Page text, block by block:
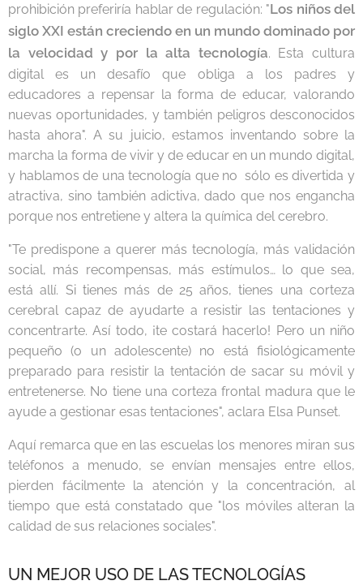
prohibición preferiría hablar de regulación: "Los niños del
siglo XXI están creciendo en un mundo dominado por
la velocidad y por la alta tecnología. Esta cultura
digital es un desafío que obliga a los padres y
educadores a repensar la forma de educar, valorando
nuevas oportunidades, y también peligros desconocidos
hasta ahora". A su juicio, estamos inventando sobre la
marcha la forma de vivir y de educar en un mundo digital,
y hablamos de una tecnología que no sólo es divertida y
atractiva, sino también adictiva, dado que nos engancha
porque nos entretiene y altera la química del cerebro.
"Te predispone a querer más tecnología, más validación
social, más recompensas, más estímulos… lo que sea,
está allí. Si tienes más de 25 años, tienes una corteza
cerebral capaz de ayudarte a resistir las tentaciones y
concentrarte. Así todo, ¡te costará hacerlo! Pero un niño
pequeño (o un adolescente) no está fisiológicamente
preparado para resistir la tentación de sacar su móvil y
entretenerse. No tiene una corteza frontal madura que le
ayude a gestionar esas tentaciones", aclara Elsa Punset.
Aquí remarca que en las escuelas los menores miran sus
teléfonos a menudo, se envían mensajes entre ellos,
pierden fácilmente la atención y la concentración, al
tiempo que está constatado que "los móviles alteran la
calidad de sus relaciones sociales".
UN MEJOR USO DE LAS TECNOLOGÍAS